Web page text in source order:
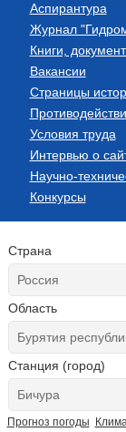
Аспирантура
Журнал
Книги,
Вакансии
Страницы
Условия труда
Интервью о
Научно-
Конкурсы
Страна
Область
Станция (город)
Прогноз погоды